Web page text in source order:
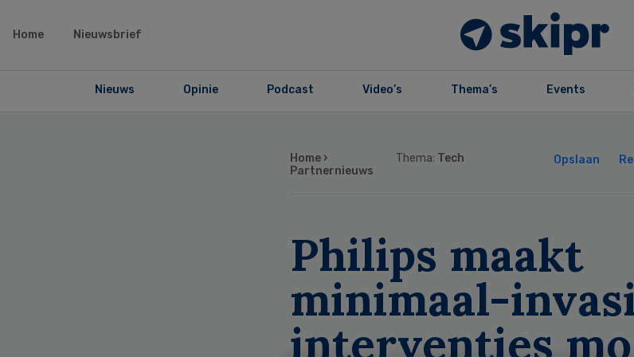
Home Nieuwsbrief
Nieuws Opinie Podcast Video’s Thema’s Events
Home ›
Partnernieuws
Thema: Tech Opslaan
Philips maakt
minimaal-
interventies